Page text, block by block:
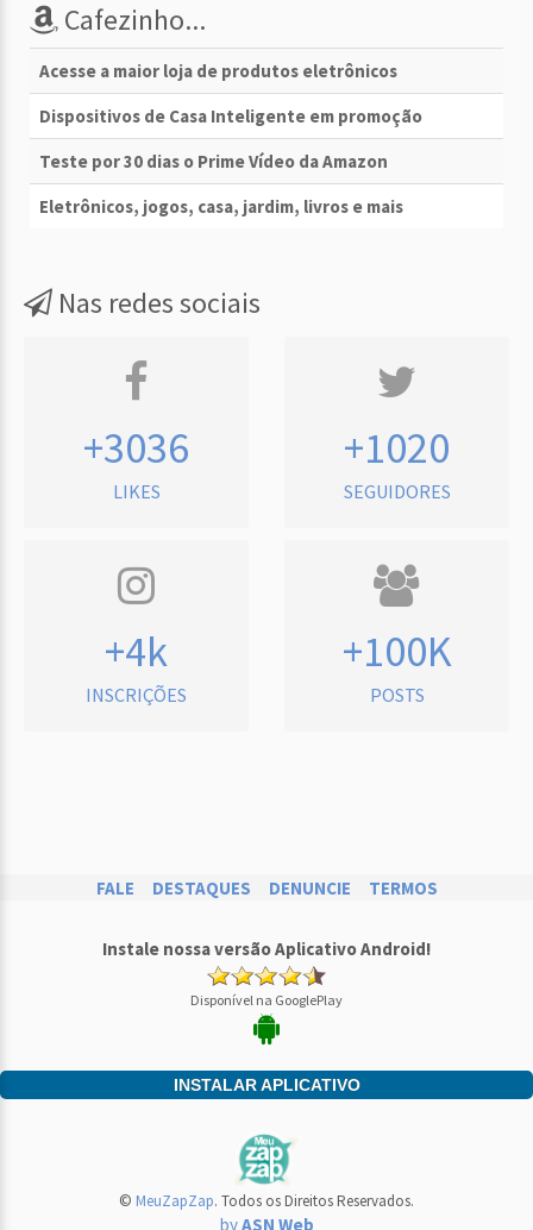
Cafezinho...
Acesse a maior loja de produtos eletrônicos
Dispositivos de Casa Inteligente em promoção
Teste por 30 dias o Prime Vídeo da Amazon
Eletrônicos, jogos, casa, jardim, livros e mais
Nas redes sociais
+3036
LIKES
+1020
SEGUIDORES
+4k
INSCRIÇÕES
+100K
POSTS
FALE DESTAQUES DENUNCIE TERMOS
Instale nossa versão Aplicativo Android!
Disponível na GooglePlay
INSTALAR APLICATIVO
© MeuZapZap. Todos os Direitos Reservados.
byASN Web